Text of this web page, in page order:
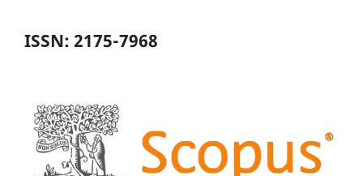
ISSN: 2175-7968